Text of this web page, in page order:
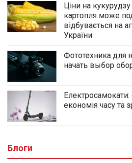
Ціни на
картопля може
відбувається на
України
Фототехника для
начать выбор
Електросамокати:
економія часу та
Блоги